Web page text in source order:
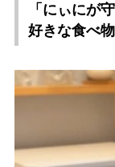
「にぃにが
好きな食べ